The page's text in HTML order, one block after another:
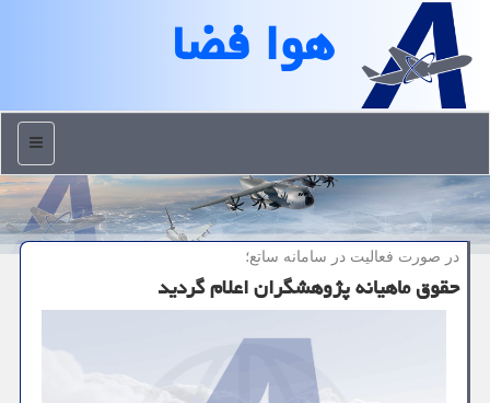
هوا فضا
منو
در صورت فعالیت در سامانه ساتع؛
حقوق ماهیانه پژوهشگران اعلام گردید